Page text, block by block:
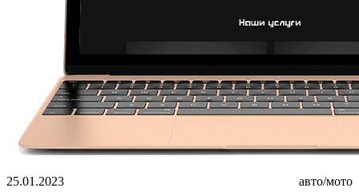
25.01.2023
авто/мото